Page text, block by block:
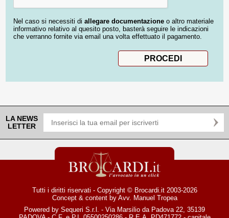
Nel caso si necessiti di allegare documentazione o altro materiale
informativo relativo al quesito posto, basterà seguire le indicazioni
che verranno fornite via email una volta effettuato il pagamento.
LA NEWS
LETTER
Tutti i diritti riservati - Copyright © Brocardi.it 2003-2026
Concept & content by Avv. Manuel Tropea
Powered by Sequeri S.r.l. - Via Marsilio da Padova 22, 35139